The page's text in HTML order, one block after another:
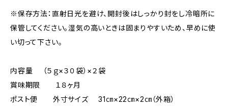
※保存方法：直射日光を避け、開封後はしっかり封をし冷暗所に
保管してください。湿気の高いときは固まりやすいため、早めに使
い切って下さい。
内容量 （５ｇ×３０袋）×２袋
賞味期限 １８ヶ月
ポスト便 外寸サイズ 31㎝×22㎝×2㎝（外箱）